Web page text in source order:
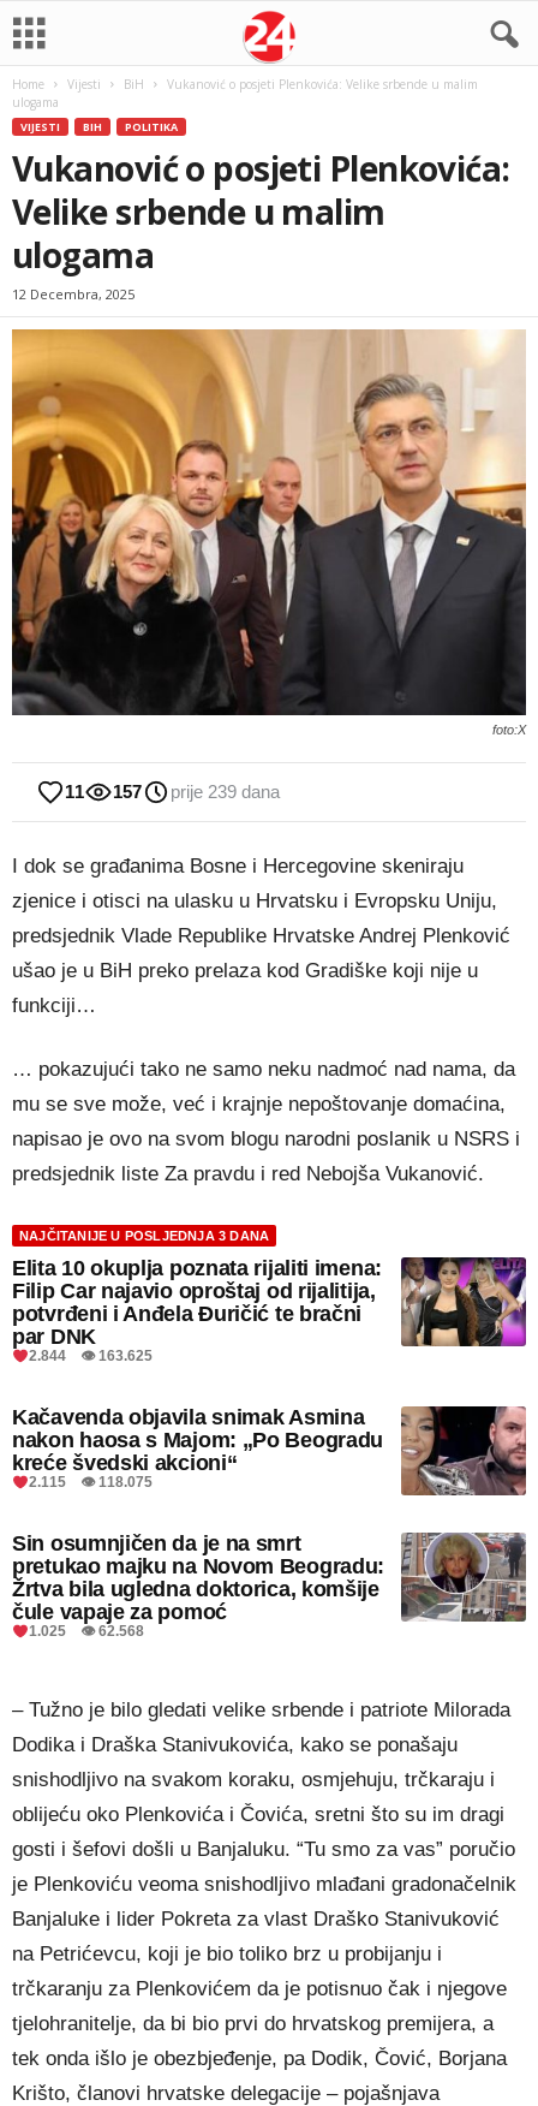
Home Vijesti BiH
Vukanović o posjeti Plenkovića: Velike srbende u malim
ulogama
VIJESTI BIH POLITIKA
Vukanović o posjeti Plenkovića:
Velike srbende u malim
ulogama
12 Decembra, 2025
foto:X
11 157 prije 239 dana
I dok se građanima Bosne i Hercegovine skeniraju
zjenice i otisci na ulasku u Hrvatsku i Evropsku Uniju,
predsjednik Vlade Republike Hrvatske Andrej Plenković
ušao je u BiH preko prelaza kod Gradiške koji nije u
funkciji…
… pokazujući tako ne samo neku nadmoć nad nama, da
mu se sve može, već i krajnje nepoštovanje domaćina,
napisao je ovo na svom blogu narodni poslanik u NSRS i
predsjednik liste Za pravdu i red Nebojša Vukanović.
NAJČITANIJE U POSLJEDNJA 3 DANA
Elita 10 okuplja poznata rijaliti imena:
Filip Car najavio oproštaj od rijalitija,
potvrđeni i Anđela Đuričić te bračni
par DNK
2.844 👁 163.625
Kačavenda objavila snimak Asmina
nakon haosa s Majom: „Po Beogradu
kreće švedski akcioni“
2.115 👁 118.075
Sin osumnjičen da je na smrt
pretukao majku na Novom Beogradu:
Žrtva bila ugledna doktorica, komšije
čule vapaje za pomoć
1.025 👁 62.568
– Tužno je bilo gledati velike srbende i patriote Milorada
Dodika i Draška Stanivukovića, kako se ponašaju
snishodljivo na svakom koraku, osmjehuju, trčkaraju i
oblijeću oko Plenkovića i Čovića, sretni što su im dragi
gosti i šefovi došli u Banjaluku. “Tu smo za vas” poručio
je Plenkoviću veoma snishodljivo mlađani gradonačelnik
Banjaluke i lider Pokreta za vlast Draško Stanivuković
na Petrićevcu, koji je bio toliko brz u probijanju i
trčkaranju za Plenkovićem da je potisnuo čak i njegove
tjelohranitelje, da bi bio prvi do hrvatskog premijera, a
tek onda išlo je obezbjeđenje, pa Dodik, Čović, Borjana
Krišto, članovi hrvatske delegacije – pojašnjava